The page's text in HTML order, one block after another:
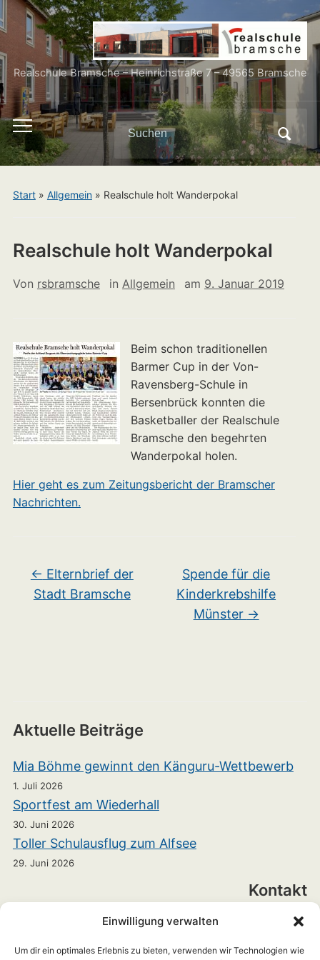
Einwilligung verwalten
Um dir ein optimales Erlebnis zu bieten, verwenden wir Technologien wie
Realschule Bramsche – Heinrichstraße 7 – 49565 Bramsche
Toggle
mobile
menu
Search
for:
Start» Allgemein» Realschule holt Wanderpokal
Realschule holt Wanderpokal
Von rsbramsche in Allgemein am 9. Januar 2019
Beim schon traditionellen
Barmer Cup in der Von-
Ravensberg-Schule in
Bersenbrück konnten die
Basketballer der Realschule
Bramsche den begehrten
Wanderpokal holen.
Hier geht es zum Zeitungsbericht der Bramscher
Nachrichten.
← Elternbrief der
Stadt Bramsche
Spende für die
Kinderkrebshilfe
Münster →
Aktuelle Beiträge
Mia Böhme gewinnt den Känguru-Wettbewerb
1. Juli 2026
Sportfest am Wiederhall
30. Juni 2026
Toller Schulausflug zum Alfsee
29. Juni 2026
Kontakt
Realschule Bramsche
Heinrichstraße 7